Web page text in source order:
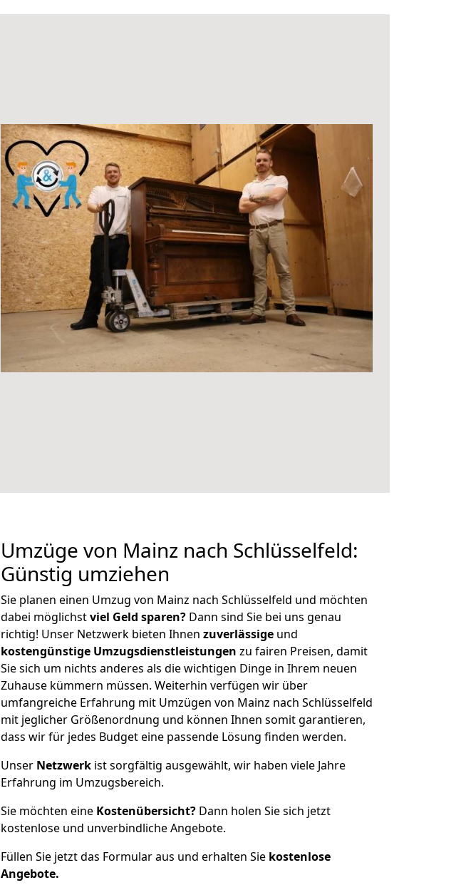
Umzüge von Mainz nach Schlüsselfeld:
Günstig umziehen
Sie planen einen Umzug von Mainz nach Schlüsselfeld und möchten
dabei möglichstviel Geld sparen? Dann sind Sie bei uns genau
richtig! Unser Netzwerk bieten Ihnen zuverlässige und
kostengünstige Umzugsdienstleistungen zu fairen Preisen, damit
Sie sich um nichts anderes als die wichtigen Dinge in Ihrem neuen
Zuhause kümmern müssen. Weiterhin verfügen wir über
umfangreiche Erfahrung mit Umzügen von Mainz nach Schlüsselfeld
mit jeglicher Größenordnung und können Ihnen somit garantieren,
dass wir für jedes Budget eine passende Lösung finden werden.
Unser Netzwerk ist sorgfältig ausgewählt, wir haben viele Jahre
Erfahrung im Umzugsbereich.
Sie möchten eine Kostenübersicht? Dann holen Sie sich jetzt
kostenlose und unverbindliche Angebote.
Füllen Sie jetzt das Formular aus und erhalten Sie kostenlose
Angebote.